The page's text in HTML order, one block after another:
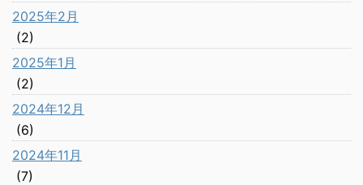
2025年2月
(2)
2025年1月
(2)
2024年12月
(6)
2024年11月
(7)